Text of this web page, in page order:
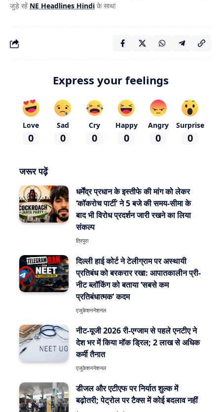
जुड़े रहें NE Headlines Hindi के साथ!
Express your feelings
Love
0
Sad
0
Cry
0
Happy
0
Angry
0
Surprise
0
जरूर पढ़ें
धर्मेंद्र प्रधान के इस्तीफे की मांग को लेकर
‘कॉकरोच पार्टी’ ने 5 बजे की समय-सीमा के
बाद भी विरोध प्रदर्शन जारी रखने का लिया
संकल्प
त्रिपुरा
दिल्ली हाई कोर्ट ने टेलीग्राम पर अस्थायी
प्रतिबंध को बरकरार रखा: आपातकालीन प्री-
नीट ब्लॉकिंग को बताया ‘सबसे कम
प्रतिबंधात्मक’ कदम
एजुकेशननेशनल
नीट-यूजी 2026 री-एग्जाम से पहले एनटीए ने
देश भर में किया मॉक ड्रिल; 2 लाख से अधिक
कर्मी तैनात
एजुकेशननेशनल
डीजल और एटीएफ पर निर्यात शुल्क में
बढ़ोतरी; पेट्रोल पर टैक्स में कोई बदलाव नहीं